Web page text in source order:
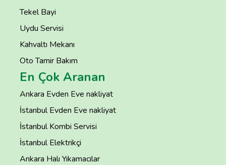
Tekel Bayi
Uydu Servisi
Kahvaltı Mekanı
Oto Tamir Bakım
En Çok Aranan
Ankara Evden Eve nakliyat
İstanbul Evden Eve nakliyat
İstanbul Kombi Servisi
İstanbul Elektrikçi
Ankara Halı Yıkamacılar